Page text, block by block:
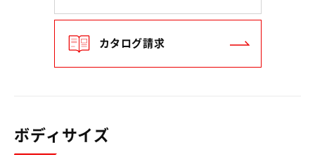
カタログ請求
ボディサイズ